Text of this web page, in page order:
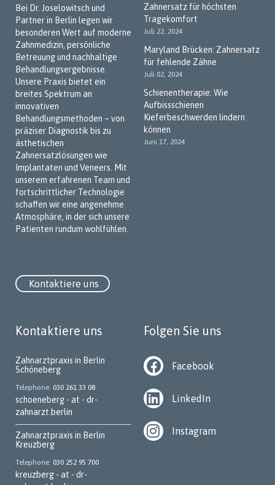
Bei Dr. Joselowitsch und
Partner in Berlin legen wir
besonderen Wert auf moderne
Zahnmedizin, persönliche
Betreuung und nachhaltige
Behandlungsergebnisse.
Unsere Praxis bietet ein
breites Spektrum an
innovativen
Behandlungsmethoden – von
präziser Diagnostik bis zu
ästhetischen
Zahnersatzlösungen wie
Implantaten und Veneers. Mit
unserem erfahrenen Team und
fortschrittlicher Technologie
schaffen wir eine angenehme
Atmosphäre, in der sich unsere
Patienten rundum wohlfühlen.
Kontaktiere uns
Zahnersatz für höchsten
Tragekomfort
Juli 22, 2024
Maryland Brücken: Zahnersatz
für fehlende Zähne
Juli 02, 2024
Schienentherapie: Wie
Aufbissschienen
Kieferbeschwerden lindern
können
Juni 17, 2024
Kontaktiere uns
Zahnarztpraxis in Berlin
Schöneberg
Telephone 030 261 33 08
schoeneberg - at - dr-
zahnarzt.berlin
Zahnarztpraxis in Berlin
Kreuzberg
Telephone 030 252 95 700
kreuzberg - at - dr-
Folgen Sie uns
Facebook
LinkedIn
Instagram